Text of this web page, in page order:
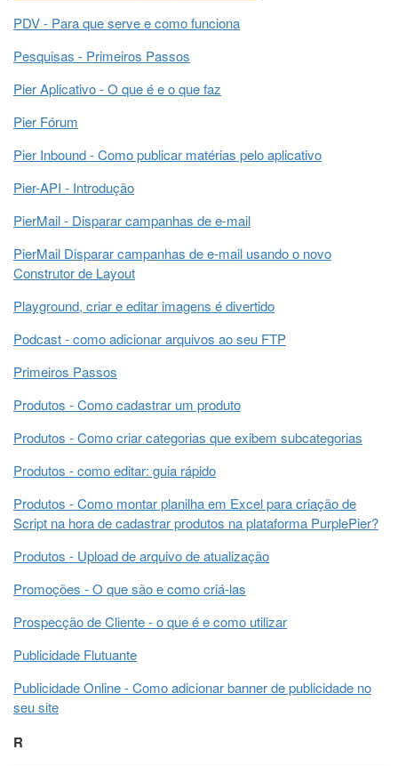
PDV - Para que serve e como funciona
Pesquisas - Primeiros Passos
Pier Aplicativo - O que é e o que faz
Pier Fórum
Pier Inbound - Como publicar matérias pelo aplicativo
Pier-API - Introdução
PierMail - Disparar campanhas de e-mail
PierMail Disparar campanhas de e-mail usando o novo
Construtor de Layout
Playground, criar e editar imagens é divertido
Podcast - como adicionar arquivos ao seu FTP
Primeiros Passos
Produtos - Como cadastrar um produto
Produtos - Como criar categorias que exibem subcategorias
Produtos - como editar: guia rápido
Produtos - Como montar planilha em Excel para criação de
Script na hora de cadastrar produtos na plataforma PurplePier?
Produtos - Upload de arquivo de atualização
Promoções - O que são e como criá-las
Prospecção de Cliente - o que é e como utilizar
Publicidade Flutuante
Publicidade Online - Como adicionar banner de publicidade no
seu site
R